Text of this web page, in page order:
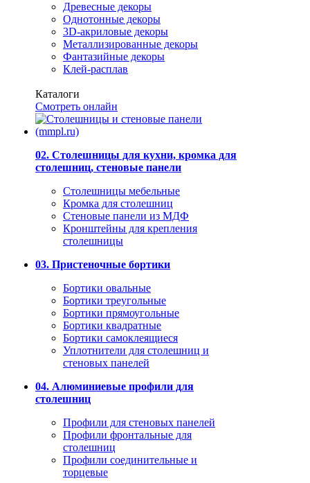
Древесные декоры
Однотонные декоры
3D-акриловые декоры
Металлизированные декоры
Фантазийные декоры
Клей-расплав
Каталоги
Смотреть онлайн
02. Столешницы для кухни, кромка для
столешниц, стеновые панели
Столешницы мебельные
Кромка для столешниц
Стеновые панели из МДФ
Кронштейны для крепления
столешницы
03. Пристеночные бортики
Бортики овальные
Бортики треугольные
Бортики прямоугольные
Бортики квадратные
Бортики самоклеящиеся
Уплотнители для столешниц и
стеновых панелей
04. Алюминиевые профили для
столешниц
Профили для стеновых панелей
Профили фронтальные для
столешниц
Профили соединительные и
торцевые